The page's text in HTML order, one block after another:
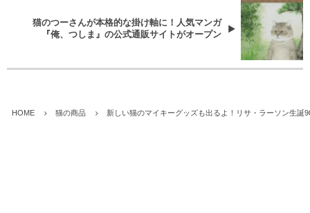
猫のつーさんが本格的な掛け軸に！人気マンガ
『俺、つしま』の公式通販サイトがオープン
HOME 猫の商品 新しい猫のマイキーグッズも出るよ！リサ・ラーソン生誕